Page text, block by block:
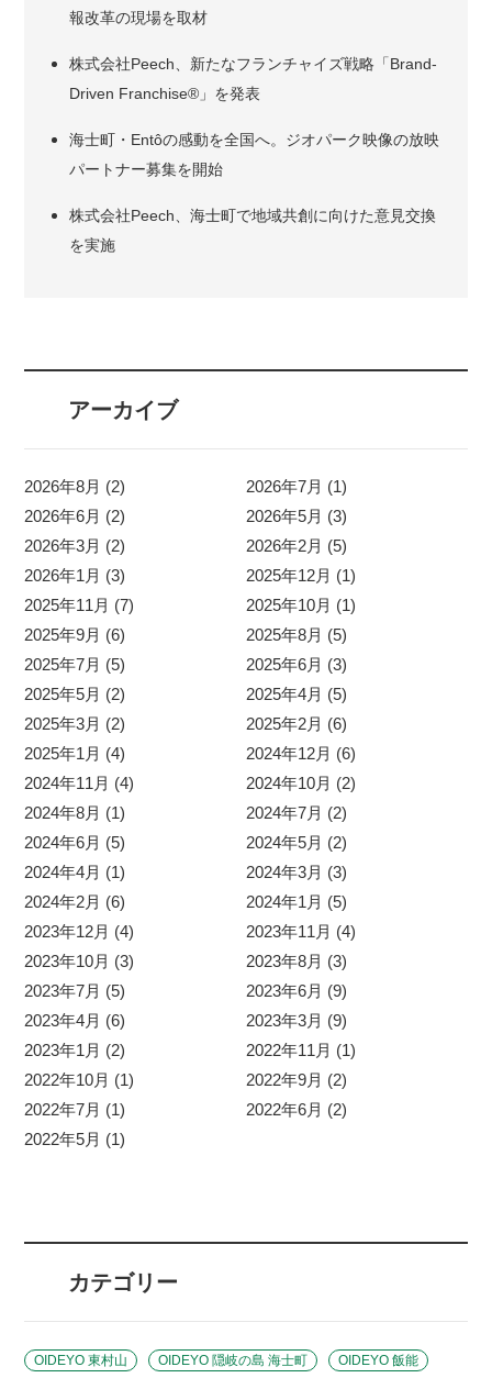
報改革の現場を取材
株式会社Peech、新たなフランチャイズ戦略「Brand-
Driven Franchise®」を発表
海士町・Entôの感動を全国へ。ジオパーク映像の放映
パートナー募集を開始
株式会社Peech、海士町で地域共創に向けた意見交換
を実施
アーカイブ
2026年8月 (2)
2026年7月 (1)
2026年6月 (2)
2026年5月 (3)
2026年3月 (2)
2026年2月 (5)
2026年1月 (3)
2025年12月 (1)
2025年11月 (7)
2025年10月 (1)
2025年9月 (6)
2025年8月 (5)
2025年7月 (5)
2025年6月 (3)
2025年5月 (2)
2025年4月 (5)
2025年3月 (2)
2025年2月 (6)
2025年1月 (4)
2024年12月 (6)
2024年11月 (4)
2024年10月 (2)
2024年8月 (1)
2024年7月 (2)
2024年6月 (5)
2024年5月 (2)
2024年4月 (1)
2024年3月 (3)
2024年2月 (6)
2024年1月 (5)
2023年12月 (4)
2023年11月 (4)
2023年10月 (3)
2023年8月 (3)
2023年7月 (5)
2023年6月 (9)
2023年4月 (6)
2023年3月 (9)
2023年1月 (2)
2022年11月 (1)
2022年10月 (1)
2022年9月 (2)
2022年7月 (1)
2022年6月 (2)
2022年5月 (1)
カテゴリー
OIDEYO 東村山 OIDEYO 隠岐の島 海士町 OIDEYO 飯能